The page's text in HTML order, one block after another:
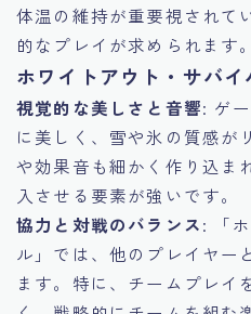
体温の維持が重要視されて
的なプレイが求められます。
ホワイトアウト・サバイ
視覚的な美しさと音響: ゲ
に美しく、雪や氷の質感が
や効果音も細かく作り込ま
入させる要素が強いです。
協力と対戦のバランス: 「
ル」では、他のプレイヤー
ます。特に、チームプレイ